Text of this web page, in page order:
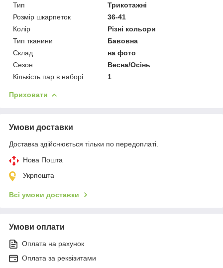
Тип
Трикотажні
Розмір шкарпеток
36-41
Колір
Різні кольори
Тип тканини
Бавовна
Склад
на фото
Сезон
Весна/Осінь
Кількість пар в наборі
1
Приховати
Умови доставки
Доставка здійснюється тільки по передоплаті.
Нова Пошта
Укрпошта
Всі умови доставки
Умови оплати
Оплата на рахунок
Оплата за реквізитами